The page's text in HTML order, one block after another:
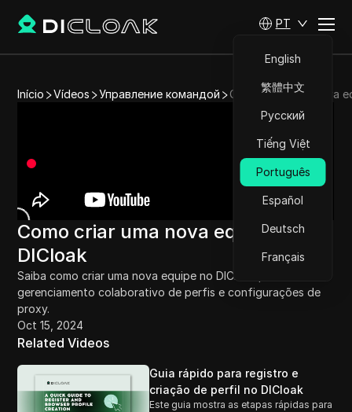
PT
English
繁體中文
Русский
Tiếng Việt
Português
Español
Deutsch
Français
Início Vídeos Управление командой Como criar uma nova
Como criar uma nova equipe no
DICloak
Saiba como criar uma nova equipe no DICloak para
gerenciamento colaborativo de perfis e configurações de
proxy.
Oct 15, 2024
Related Videos
Guia rápido para registro e
criação de perfil no DICloak
Este guia mostra as etapas rápidas para